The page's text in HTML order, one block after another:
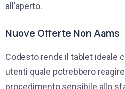
all’aperto.
Nuove Offerte Non Aams
Codesto rende il tablet ideale
utenti quale potrebbero
procedimento sensibile allo